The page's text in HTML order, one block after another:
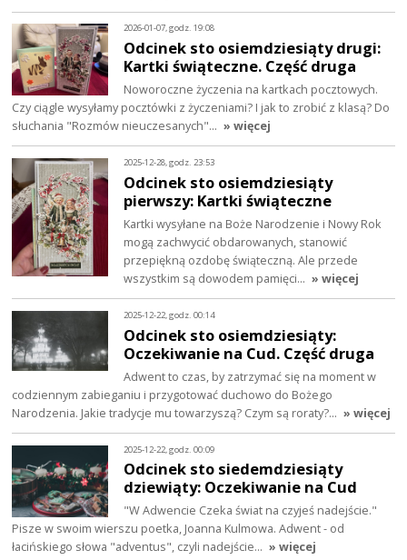
2026-01-07, godz. 19:08
Odcinek sto osiemdziesiąty drugi:
Kartki świąteczne. Część druga
Noworoczne życzenia na kartkach pocztowych.
Czy ciągle wysyłamy pocztówki z życzeniami? I jak to zrobić z klasą? Do
słuchania "Rozmów nieuczesanych"… » więcej
2025-12-28, godz. 23:53
Odcinek sto osiemdziesiąty
pierwszy: Kartki świąteczne
Kartki wysyłane na Boże Narodzenie i Nowy Rok
mogą zachwycić obdarowanych, stanowić
przepiękną ozdobę świąteczną. Ale przede
wszystkim są dowodem pamięci… » więcej
2025-12-22, godz. 00:14
Odcinek sto osiemdziesiąty:
Oczekiwanie na Cud. Część druga
Adwent to czas, by zatrzymać się na moment w
codziennym zabieganiu i przygotować duchowo do Bożego
Narodzenia. Jakie tradycje mu towarzyszą? Czym są roraty?… » więcej
2025-12-22, godz. 00:09
Odcinek sto siedemdziesiąty
dziewiąty: Oczekiwanie na Cud
"W Adwencie Czeka świat na czyjeś nadejście."
Pisze w swoim wierszu poetka, Joanna Kulmowa. Adwent - od
łacińskiego słowa "adventus", czyli nadejście… » więcej